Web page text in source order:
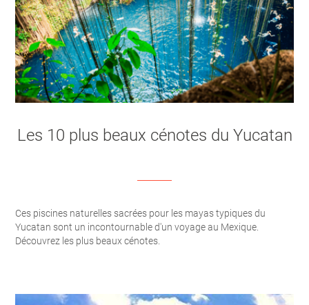
Les 10 plus beaux cénotes du Yucatan
Ces piscines naturelles sacrées pour les mayas typiques du
Yucatan sont un incontournable d'un voyage au Mexique.
Découvrez les plus beaux cénotes.